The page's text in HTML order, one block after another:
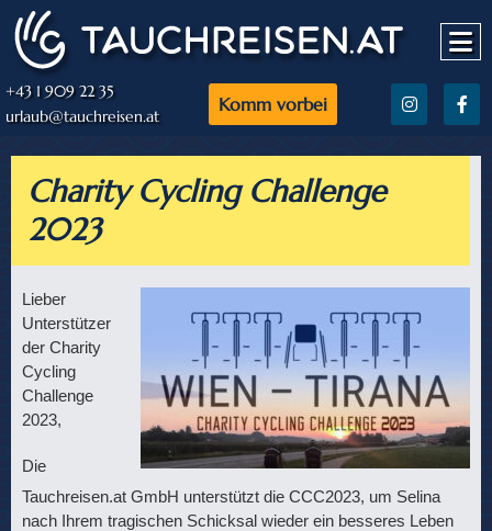
+43 1 909 22 35
urlaub@tauchreisen.at
Komm vorbei
Charity Cycling Challenge
2023
Lieber
Unterstützer
der Charity
Cycling
Challenge
2023,
Die
Tauchreisen.at GmbH unterstützt die CCC2023, um Selina
nach Ihrem tragischen Schicksal wieder ein besseres Leben